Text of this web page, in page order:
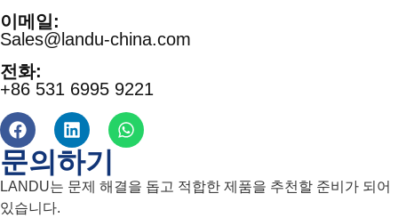
이메일:
Sales@landu-china.com
전화:
+86 531 6995 9221
문의하기
LANDU는 문제 해결을 돕고 적합한 제품을 추천할 준비가 되어
있습니다.